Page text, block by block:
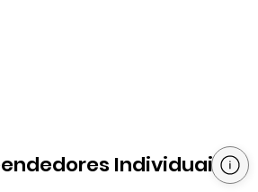
Individuais